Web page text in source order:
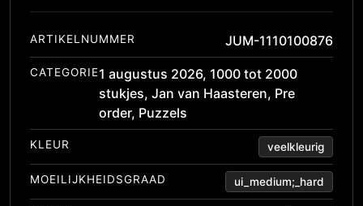
ARTIKELNUMMER JUM-1110100876
CATEGORIE1 augustus 2026, 1000 tot 2000
stukjes, Jan van Haasteren, Pre
order, Puzzels
KLEUR veelkleurig
MOEILIJKHEIDSGRAAD ui_medium;_hard